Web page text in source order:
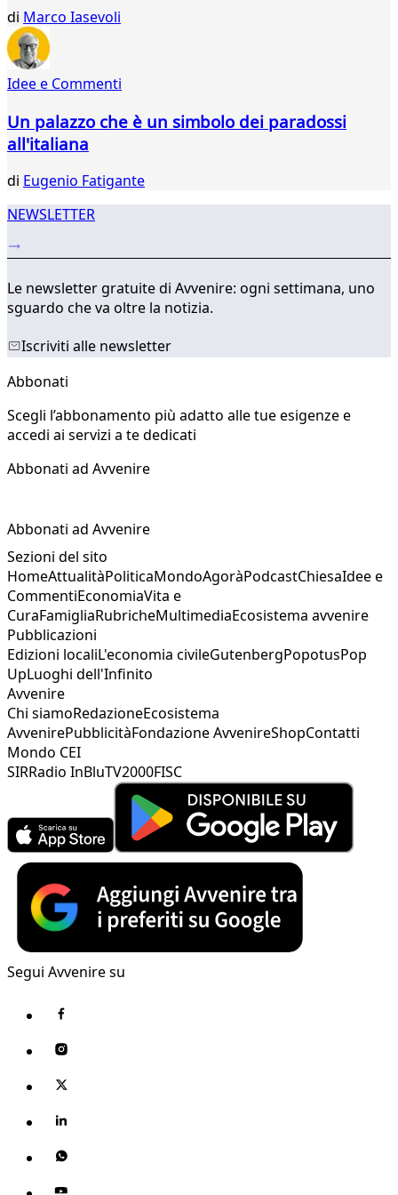
di Marco Iasevoli
Idee e Commenti
Un palazzo che è un simbolo dei paradossi
all'italiana
di Eugenio Fatigante
NEWSLETTER
Le newsletter gratuite di Avvenire: ogni settimana, uno
sguardo che va oltre la notizia.
Iscriviti alle newsletter
Abbonati
Scegli l’abbonamento più adatto alle tue esigenze e
accedi ai servizi a te dedicati
Abbonati ad Avvenire
Abbonati ad Avvenire
Sezioni del sito
HomeAttualitàPoliticaMondoAgoràPodcastChiesaIdee e
CommentiEconomiaVita e
CuraFamigliaRubricheMultimediaEcosistema avvenire
Pubblicazioni
Edizioni localiL'economia civileGutenbergPopotusPop
UpLuoghi dell'Infinito
Avvenire
Chi siamoRedazioneEcosistema
AvvenirePubblicitàFondazione AvvenireShopContatti
Mondo CEI
SIRRadio InBluTV2000FISC
Segui Avvenire su